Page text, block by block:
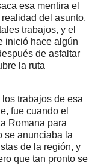
esa mentira el
del asunto,
trabajos, y el
inició hace algún
de asfaltar
la ruta
trabajos de esa
fue cuando el
Romana para
se anunciaba la
de la región, y
que tan pronto se